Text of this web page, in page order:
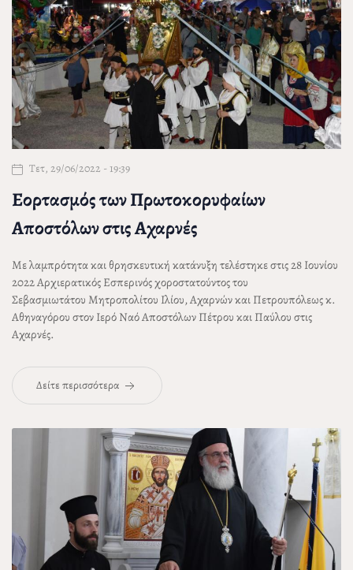
Τετ, 29/06/2022 - 19:39
Εορτασμός των Πρωτοκορυφαίων
Αποστόλων στις Αχαρνές
Με λαμπρότητα και θρησκευτική κατάνυξη τελέστηκε στις 28 Ιουνίου
2022 Αρχιερατικός Εσπερινός χοροστατούντος του
Σεβασμιωτάτου Μητροπολίτου Ιλίου, Αχαρνών και Πετρουπόλεωςκ.
Αθηναγόρου στον Ιερό Ναό Αποστόλων Πέτρου και Παύλου στις
Αχαρνές.
Δείτε περισσότερα